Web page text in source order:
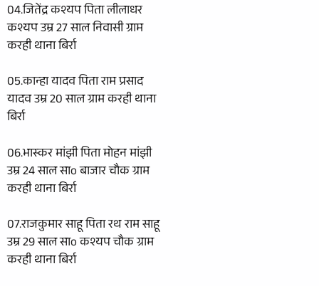
04.जितेंद्र कश्यप पिता लीलाधर
कश्यप उम्र 27 साल निवासी ग्राम
करही थाना बिर्रा
05.कान्हा यादव पिता राम प्रसाद
यादव उम्र 20 साल ग्राम करही थाना
बिर्रा
06.भास्कर मांझी पिता मोहन मांझी
उम्र 24 साल साo बाजार चौक ग्राम
करही थाना बिर्रा
07.राजकुमार साहू पिता रथ राम साहू
उम्र 29 साल साo कश्यप चौक ग्राम
करही थाना बिर्रा